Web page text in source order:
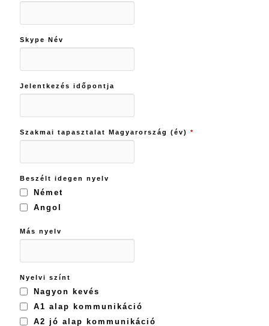
Skype Név
Jelentkezés időpontja
Szakmai tapasztalat Magyarország (év) *
Beszélt idegen nyelv
Német
Angol
Más nyelv
Nyelvi színt
Nagyon kevés
A1 alap kommunikáció
A2 jó alap kommunikáció